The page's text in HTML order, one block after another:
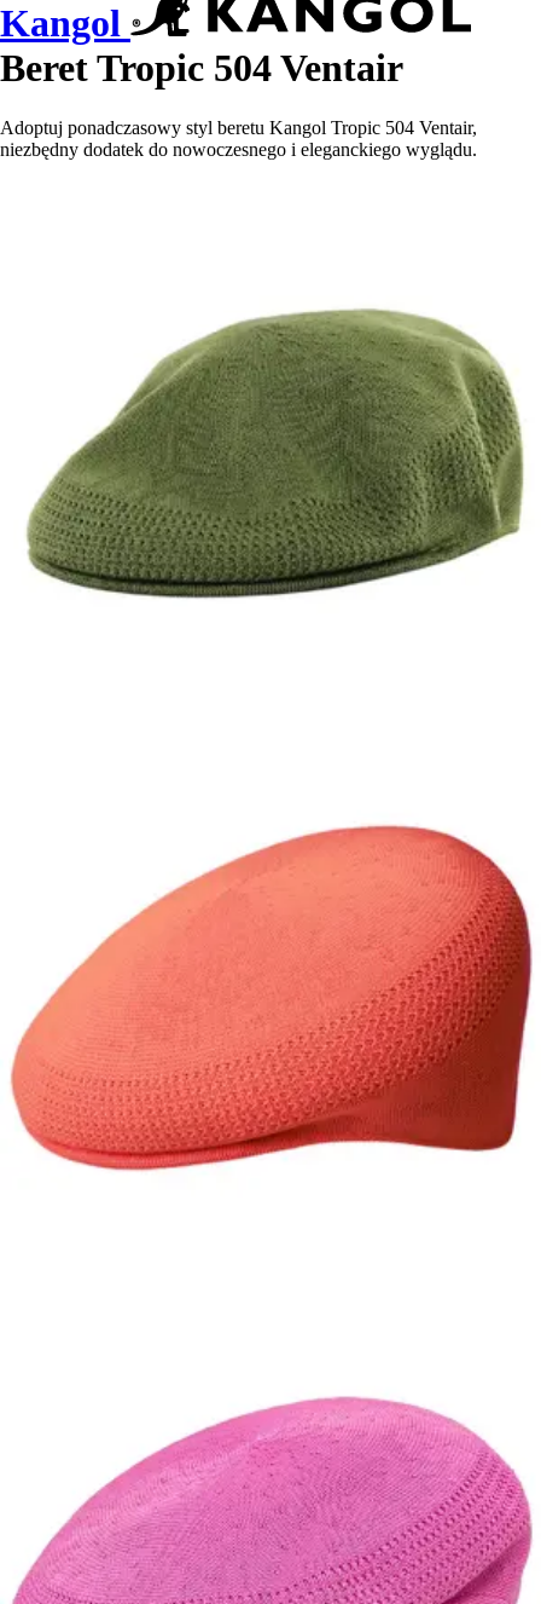
Kangol
Beret Tropic 504 Ventair
Adoptuj ponadczasowy styl beretu Kangol Tropic 504 Ventair,
niezbędny dodatek do nowoczesnego i eleganckiego wyglądu.